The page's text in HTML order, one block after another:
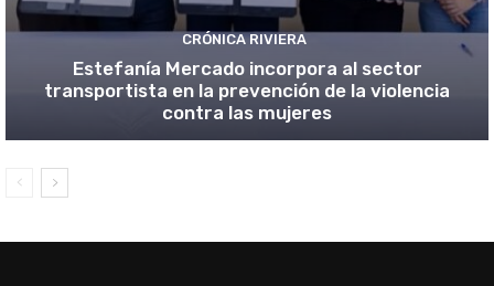
CRÓNICA RIVIERA
Estefanía Mercado incorpora al sector
transportista en la prevención de la violencia
contra las mujeres